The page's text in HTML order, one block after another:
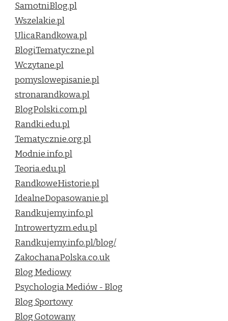
SamotniBlog.pl
Wszelakie.pl
UlicaRandkowa.pl
BlogiTematyczne.pl
Wczytane.pl
pomyslowepisanie.pl
stronarandkowa.pl
BlogPolski.com.pl
Randki.edu.pl
Tematycznie.org.pl
Modnie.info.pl
Teoria.edu.pl
RandkoweHistorie.pl
IdealneDopasowanie.pl
Randkujemy.info.pl
Introwertyzm.edu.pl
Randkujemy.info.pl/blog/
ZakochanaPolska.co.uk
Blog Mediowy
Psychologia Mediów - Blog
Blog Sportowy
Blog Gotowany